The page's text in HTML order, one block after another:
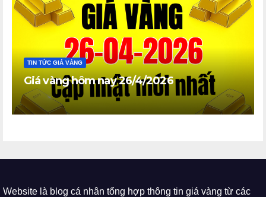
TIN TỨC GIÁ VÀNG
Giá vàng hôm nay 26/4/2026
Website là blog cá nhân tổng hợp thông tin giá vàng từ các